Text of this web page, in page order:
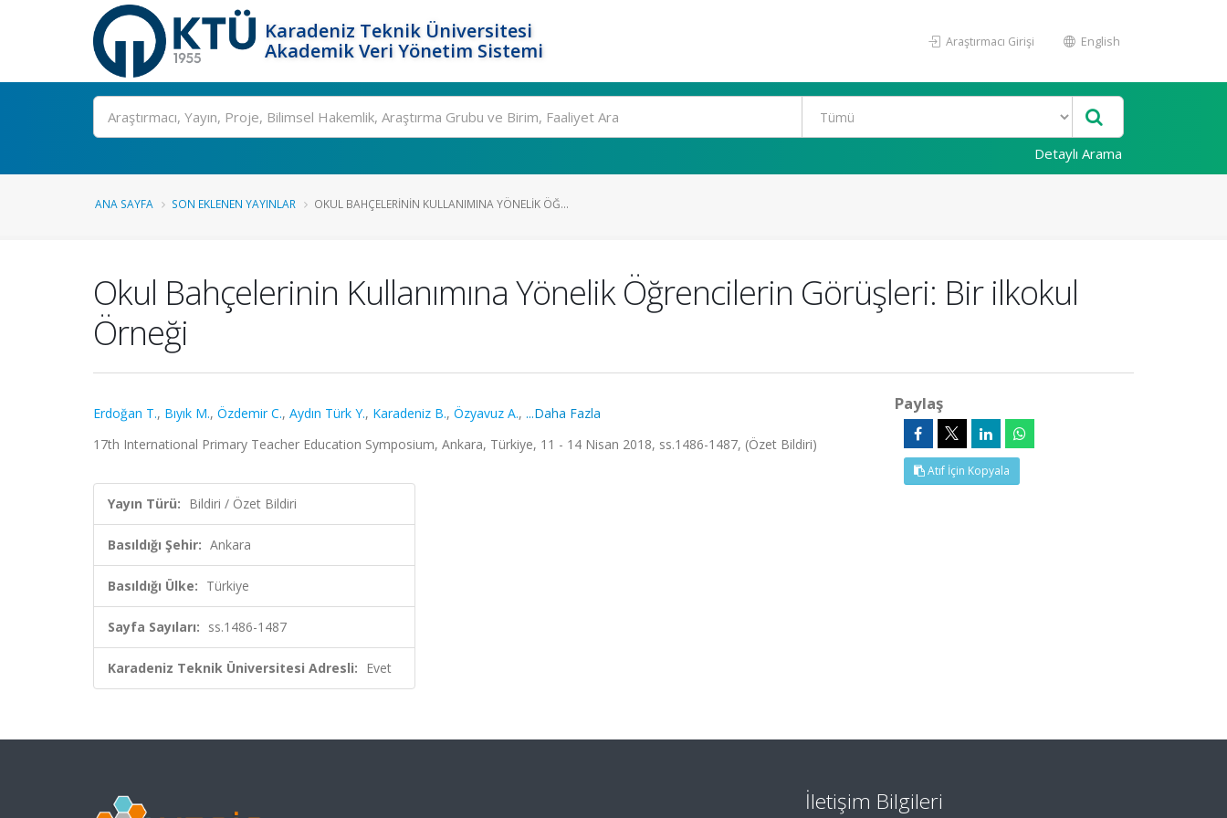
Karadeniz Teknik Üniversitesi
Akademik Veri Yönetim Sistemi
Araştırmacı Girişi English
Ara
Detaylı Arama
ANA SAYFA SON EKLENEN YAYINLAR OKUL BAHÇELERININ KULLANIMINA YÖNELIK ÖĞ...
Okul Bahçelerinin Kullanımına Yönelik Öğrencilerin Görüşleri: Bir ilkokul
Örneği
Erdoğan T., Bıyık M., Özdemir C., Aydın Türk Y., Karadeniz B., Özyavuz A., ...Daha Fazla
17th International Primary Teacher Education Symposium, Ankara, Türkiye, 11 - 14 Nisan 2018, ss.1486-1487, (Özet Bildiri)
Yayın Türü: Bildiri / Özet Bildiri
Basıldığı Şehir: Ankara
Basıldığı Ülke: Türkiye
Sayfa Sayıları: ss.1486-1487
Karadeniz Teknik Üniversitesi Adresli: Evet
Paylaş
Atıf İçin Kopyala
İletişim Bilgileri